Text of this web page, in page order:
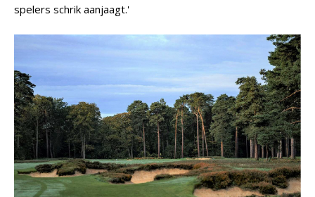
spelers schrik aanjaagt.'